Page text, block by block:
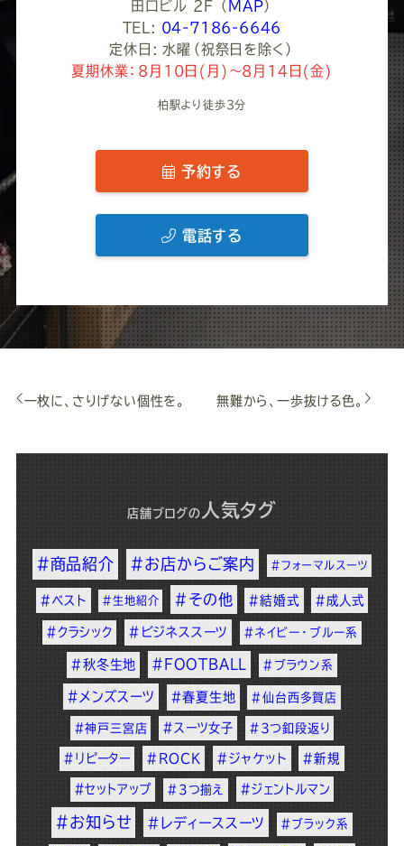
田口ビル 2F （ MAP）
TEL: 04-7186-6646
定休日: 水曜（祝祭日を除く）
夏期休業：8月10日(月)～8月14日(金)
柏駅より徒歩3分
予約する
電話する
一枚に、さりげない個性を。 無難から、一歩抜ける色。
店舗ブログの 人気タグ
#商品紹介 #お店からご案内 #フォーマルスーツ
#ベスト #生地紹介 #その他 #結婚式 #成人式
#クラシック #ビジネススーツ #ネイビー・ブルー系
#秋冬生地 #FOOTBALL #ブラウン系
#メンズスーツ #春夏生地 #仙台西多賀店
#神戸三宮店 #スーツ女子 #3つ釦段返り
#リピーター #ROCK #ジャケット #新規
#セットアップ #3つ揃え #ジェントルマン
#お知らせ #レディーススーツ #ブラック系